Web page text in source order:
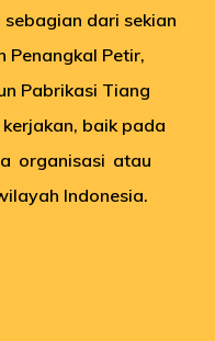
dari sekian
Penangkal Petir,
Pabrikasi Tiang
baik pada
organisasi atau
Indonesia.